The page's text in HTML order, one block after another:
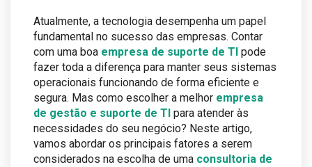
Atualmente, a tecnologia desempenha um papel
fundamental no sucesso das empresas. Contar
com uma boa empresa de suporte de TI pode
fazer toda a diferença para manter seus sistemas
operacionais funcionando de forma eficiente e
segura. Mas como escolher a melhor empresa
de gestão e suporte de TI para atender às
necessidades do seu negócio? Neste artigo,
vamos abordar os principais fatores a serem
considerados na escolha de uma consultoria de